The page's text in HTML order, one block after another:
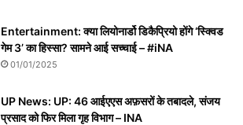
Entertainment: क्या लियोनार्डो डिकैप्रियो होंगे ‘स्क्विड
गेम 3’ का हिस्सा? सामने आई सच्चाई – #iNA
01/01/2025
UP News: UP: 46 आईएएस अफ़सरों के तबादले, संजय
प्रसाद को फिर मिला गृह विभाग – INA